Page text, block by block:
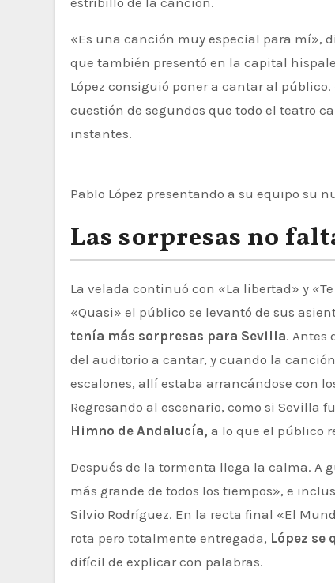
«Es una canción muy especial para mí»,
que también presentó en la capital
López consiguió poner a cantar al
cuestión de segundos que todo el teatro
instantes.
Pablo López presentando a su equipo su
Las sorpresas no
La velada continuó con «La libertad» y
«Quasi» el público se levantó de sus
tenía más sorpresas para Sevilla. Antes
del auditorio a cantar, y cuando la
escalones, allí estaba arrancándose con
Regresando al escenario, como si Sevilla
Himno de Andalucía, a lo que el público
Después de la tormenta llega la calma. A
más grande de todos los tiempos», e
Silvio Rodríguez. En la recta final «El
rota pero totalmente entregada, López se
difícil de explicar con palabras.